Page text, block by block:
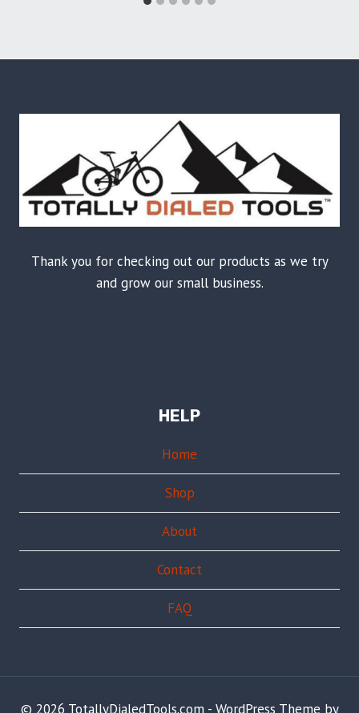
Thank you for checking out our products as we try
and grow our small business.
HELP
Home
Shop
About
Contact
FAQ
© 2026 TotallyDialedTools.com - WordPress Theme by